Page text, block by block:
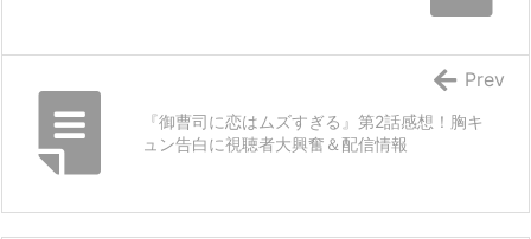
『御曹司に恋はムズすぎる』第2話感想！胸キ
ュン告白に視聴者大興奮＆配信情報
Prev